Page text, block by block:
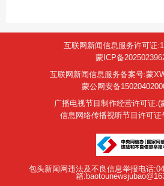
互联网新闻信息服务许可证
蒙ICP备
互联网新闻信息服务备案号:蒙
蒙公网安备
广播电视节目制作经营许可证:(
信息网络传播视听节目许可证
包头新闻网违法及不良信息举报电话
箱